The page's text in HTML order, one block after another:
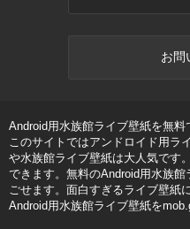
お問
Android用水族館ライブ壁紙を無料
このサイトではアンドロイド用ラ
や水族館ライブ壁紙は大人気です
できます。無料のAndroid用水族
ごせます。面白すぎるライブ壁紙
Android用水族館ライブ壁紙を